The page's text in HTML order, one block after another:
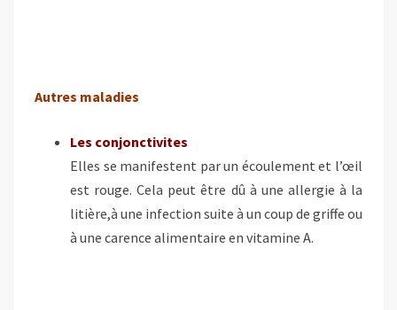
Autres maladies
Les conjonctivites
Elles se manifestent par un écoulement et l’œil
est rouge. Cela peut être dû à une allergie à la
litière,à une infection suite à un coup de griffe ou
à une carence alimentaire en vitamine A.